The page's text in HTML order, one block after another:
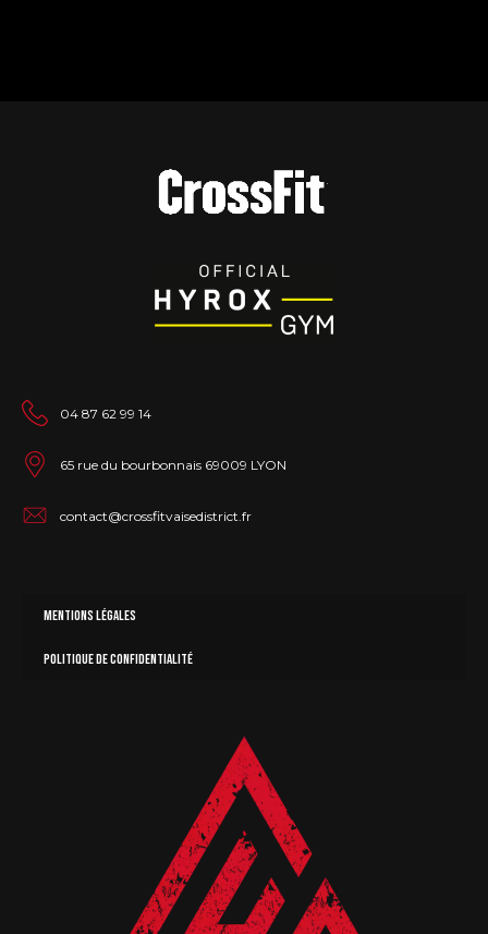
04 87 62 99 14
65 rue du bourbonnais 69009 LYON
contact@crossfitvaisedistrict.fr
Mentions légales
Politique de confidentialité